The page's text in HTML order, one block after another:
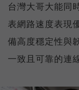
台灣大哥大能同
表網路速度表現
備高度穩定性與
一致且可靠的連